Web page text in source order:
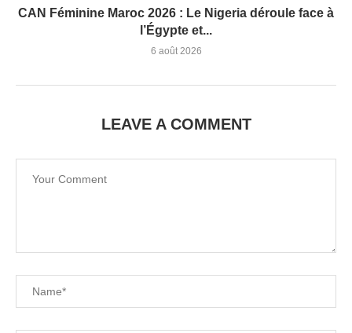
CAN Féminine Maroc 2026 : Le Nigeria déroule face à
l’Égypte et...
6 août 2026
LEAVE A COMMENT